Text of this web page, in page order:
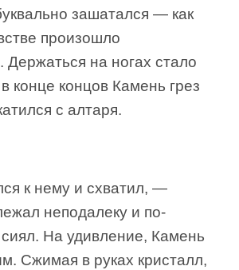
зашатался — как
произошло
Держаться на ногах стало
конце концов Камень грез
с алтаря.
к нему и схватил, —
неподалеку и по-
На удивление, Камень
Сжимая в руках кристалл,